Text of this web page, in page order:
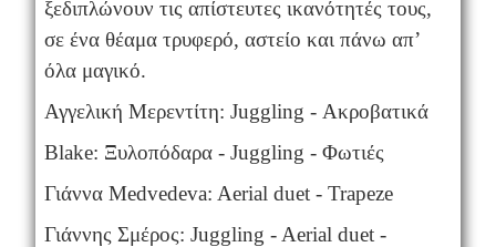
ξεδιπλώνουν τις απίστευτες ικανότητές τους,
σε ένα θέαμα τρυφερό, αστείο και πάνω απ’
όλα μαγικό.
Αγγελική Μερεντίτη: Juggling - Ακροβατικά
Blake: Ξυλοπόδαρα - Juggling - Φωτιές
Γιάννα Medvedeva: Aerial duet - Trapeze
Γιάννης Σμέρος: Juggling - Aerial duet -